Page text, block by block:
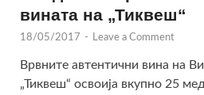
вината на „Тиквеш“
18/05/2017 - Leave a Comment
Врвните автентични вина на
„Тиквеш“ освоија вкупно 25